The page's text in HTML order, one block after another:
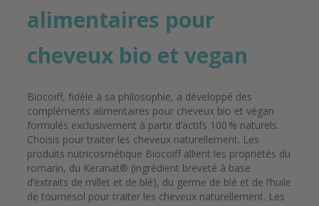
alimentaires pour
cheveux bio et vegan
Biocoiff, fidèle à sa philosophie, a développé des
compléments alimentaires pour cheveux bio et végan
formulés exclusivement à partir d’actifs 100 % naturels.
Choisis pour traiter les cheveux naturellement. Les
produits nutricosmétique Biocoiff allient les propriétés du
romarin, du Keranat® (ingrédient breveté à base
d’extraits de millet et de blé), du germe de blé et de l’huile
de tournesol pour traiter les cheveux naturellement. Les